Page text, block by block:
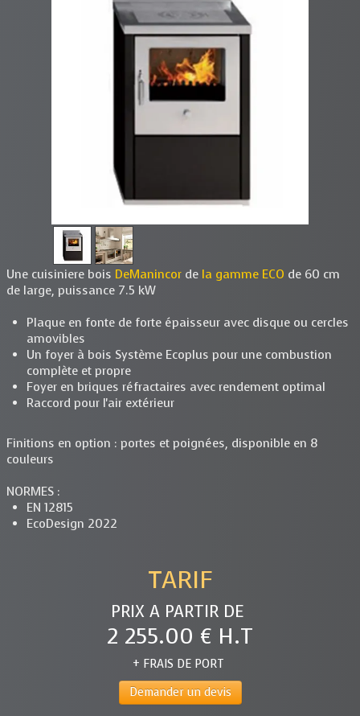
Une cuisiniere bois DeManincor de la gamme ECO de 60 cm
de large, puissance 7.5 kW
Plaque en fonte de forte épaisseur avec disque ou cercles
amovibles
Un foyer à bois Système Ecoplus pour une combustion
complète et propre
Foyer en briques réfractaires avec rendement optimal
Raccord pour l'air extérieur
Finitions en option : portes et poignées, disponible en 8
couleurs
NORMES :
EN 12815
EcoDesign 2022
TARIF
PRIX A PARTIR DE
2 255.00 € H.T
+ FRAIS DE PORT
Demander un devis